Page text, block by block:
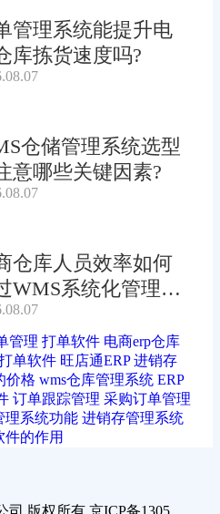
管理系统能提升电
库拣货速度吗?
仓储管理系统选型
意哪些关键因素?
仓库人员效率如何
WMS系统化管理提
管理 打单软件 电商erp仓库
单软件 旺店通ERP 进销存
价格 wms仓库管理系统 ERP
订单跟踪管理 采购订单管理
理系统功能 进销存管理系统
件的作用